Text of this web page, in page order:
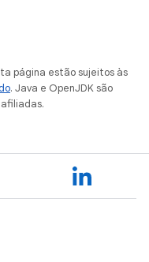
página estão sujeitos às
. Java e OpenJDK são